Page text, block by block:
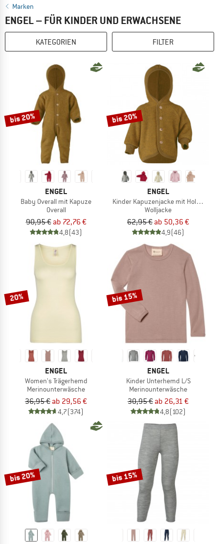
Marken
ENGEL – FÜR KINDER UND ERWACHSENE
KATEGORIEN FILTER
bis 20%
ENGEL
Baby Overall mit Kapuze
Overall
90,95 € ab 72,76 €
4,8(43)
bis 20%
ENGEL
Kinder Kapuzenjacke mit
Wolljacke
62,95 € ab 50,36 €
4,9(46)
20%
ENGEL
Women's Trägerhemd
Merinounterwäsche
36,95 € ab 29,56 €
4,7(374)
bis 15%
ENGEL
Kinder Unterhemd L/S
Merinounterwäsche
30,95 € ab 26,31 €
4,8(102)
bis 20% bis 15%